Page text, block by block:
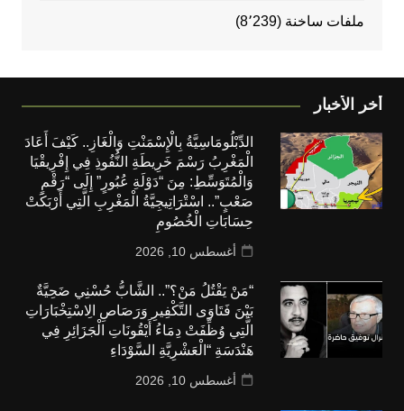
ملفات ساخنة (8٬239)
أخر الأخبار
الدِّبْلُومَاسِيَّةُ بِالْإِسْمَنْتِ وَالْغَازِ.. كَيْفَ أَعَادَ
الْمَغْرِبُ رَسْمَ خَرِيطَةِ النُّفُوذِ فِي إِفْرِيقْيَا
وَالْمُتَوَسِّطِ: مِنَ “دَوْلَةِ عُبُورٍ” إِلَى “رَقْمٍ
صَعْبٍ”.. اسْتْرَاتِيجِيَّةُ الْمَغْرِبِ الَّتِي أَرْبَكَتْ
حِسَابَاتِ الْخُصُومِ
أغسطس 10, 2026
“مَنْ يَقْتُلُ مَنْ؟”.. الشَّابُّ حُسْنِي ضَحِيَّةٌ
بَيْنَ فَتَاوَى التَّكْفِيرِ وَرَصَاصِ الِاسْتِخْبَارَاتِ
الَّتِي وُظِّفَتْ دِمَاءُ أَيْقُونَاتِ الْجَزَائِرِ فِي
هَنْدَسَةِ “الْعَشْرِيَّةِ السَّوْدَاءِ
أغسطس 10, 2026